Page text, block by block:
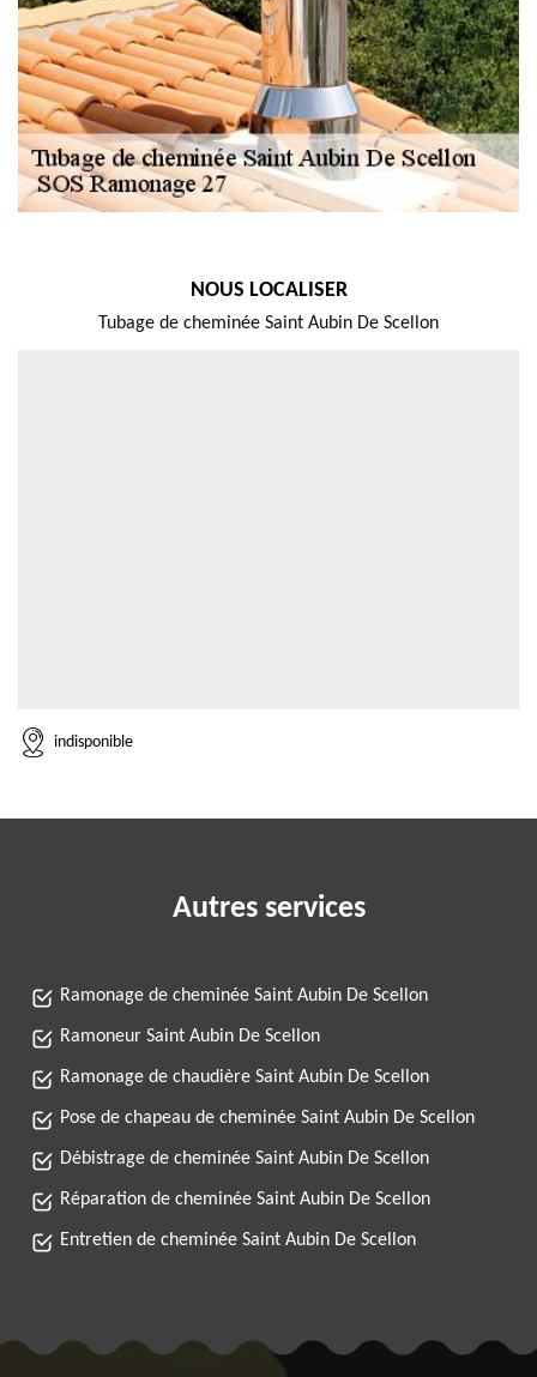
NOUS LOCALISER
Tubage de cheminée Saint Aubin De Scellon
indisponible
Autres services
Ramonage de cheminée Saint Aubin De Scellon
Ramoneur Saint Aubin De Scellon
Ramonage de chaudière Saint Aubin De Scellon
Pose de chapeau de cheminée Saint Aubin De Scellon
Débistrage de cheminée Saint Aubin De Scellon
Réparation de cheminée Saint Aubin De Scellon
Entretien de cheminée Saint Aubin De Scellon